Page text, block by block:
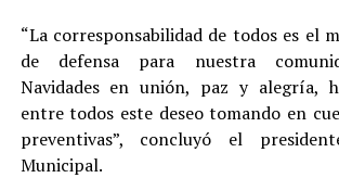
“La corresponsabilidad de todos es el
de defensa para nuestra
Navidades en unión, paz y alegría,
entre todos este deseo tomando en
preventivas”, concluyó el
Municipal.